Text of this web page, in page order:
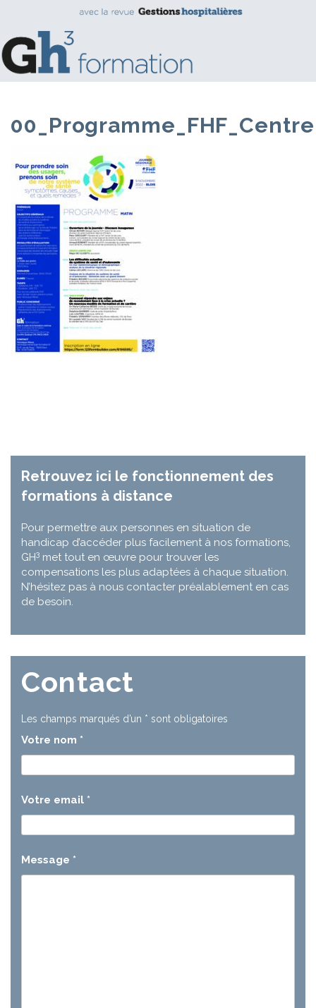
Retrouvez ici le fonctionnement des
formations à distance
Pour permettre aux personnes en situation de
handicap d’accéder plus facilement à nos formations,
GH3 met tout en œuvre pour trouver les
compensations les plus adaptées à chaque situation.
N’hésitez pas à nous contacter préalablement en cas
de besoin.
Contact
Les champs marqués d’un * sont obligatoires
Votre nom *
Votre email *
Message *